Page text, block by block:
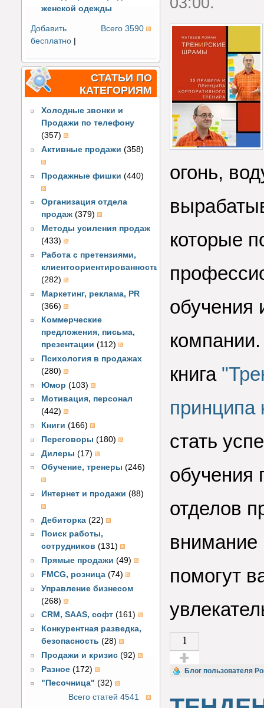
женской одежды
Всего 3590
Добавить
бесплатно |
СТАТЬИ ПО
КАТЕГОРИЯМ
Холодные звонки и
Продажи по телефону
(357)
Активные продажи (358)
Продажные фишки (440)
Организация отдела
продаж (379)
Методы усиления продаж
(433)
Работа с претензиями,
клиентоориентированность
(282)
Маркетинг, реклама, PR
(366)
Коммерческие
предложения, письма,
презентации (112)
Психология в продажах
(280)
Юмор (103)
Мотивация, персонал
(442)
Книги (166)
Переговоры (180)
Дилеры (17)
Обучение, тренеры (246)
Интернет и продажи (88)
Дебиторка (22)
Поиск работы,
сотрудников (131)
Прямые продажи (49)
FMCG, розница (74)
Управление бизнесом
(268)
CRM, SAAS, софт (161)
Конкурентная разведка,
безопасность (28)
Продажи и кризис (92)
Разное (172)
"Песочница" (32)
Всего статей 4541
огонь,
которые
обучения
книга
принципа
стать
обучения
отделов
внимание
помогут
1
Голос за!
Блог пользователя